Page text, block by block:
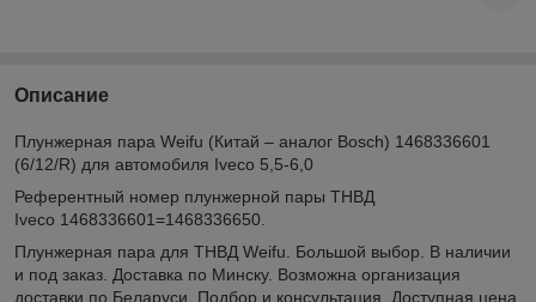
Описание
Плунжерная пара Weifu (Китай – аналог Bosch) 1468336601
(6/12/R) для автомобиля Iveco 5,5-6,0
Референтный номер плунжерной пары ТНВД
Iveco 1468336601=1468336650.
Плунжерная пара для ТНВД Weifu. Большой выбор. В наличии
и под заказ. Доставка по Минску. Возможна организация
доставки по Беларуси. Подбор и консультация. Доступная цена